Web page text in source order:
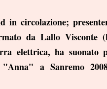
circolazione;
da Lallo Visconte
elettrica, ha
"Anna" a Sanremo